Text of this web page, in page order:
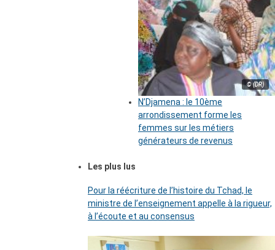
© (DR)
N’Djamena : le 10ème
arrondissement forme les
femmes sur les métiers
générateurs de revenus
Les plus lus
Pour la réécriture de l’histoire du Tchad, le
ministre de l’enseignement appelle à la rigueur,
à l’écoute et au consensus